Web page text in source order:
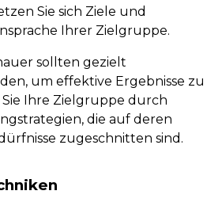
Sie sich Ziele und
Ihrer Zielgruppe.
sollten gezielt
um effektive Ergebnisse zu
Ihre Zielgruppe durch
die auf deren
zugeschnitten sind.